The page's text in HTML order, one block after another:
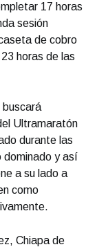
17 horas
sesión
de cobro
horas de las
buscará
Ultramaratón
durante las
dominado y así
a su lado a
como
Chiapa de